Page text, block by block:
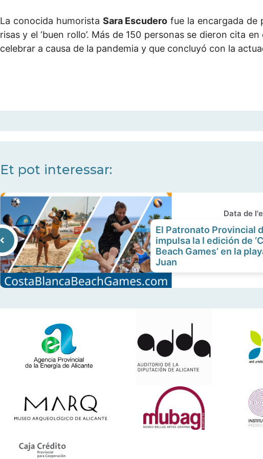
La conocida humorista Sara Escudero fue la encargada de
risas y el ‘buen rollo’. Más de 150 personas se dieron cita
celebrar a causa de la pandemia y que concluyó con la
Et pot interessar:
Data de
El Patronato Provincial
impulsa la I edición de
Beach Games’ en la
Juan